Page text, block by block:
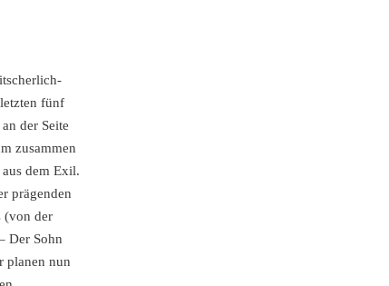
fünf
der Seite
zusammen
dem Exil.
prägenden
(von der
Der Sohn
planen nun